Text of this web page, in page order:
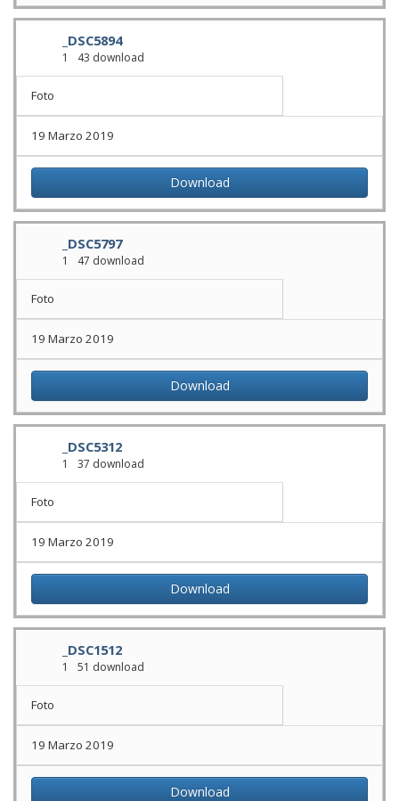
_DSC5894
1 43 download
Foto
19 Marzo 2019
Download
_DSC5797
1 47 download
Foto
19 Marzo 2019
Download
_DSC5312
1 37 download
Foto
19 Marzo 2019
Download
_DSC1512
1 51 download
Foto
19 Marzo 2019
Download